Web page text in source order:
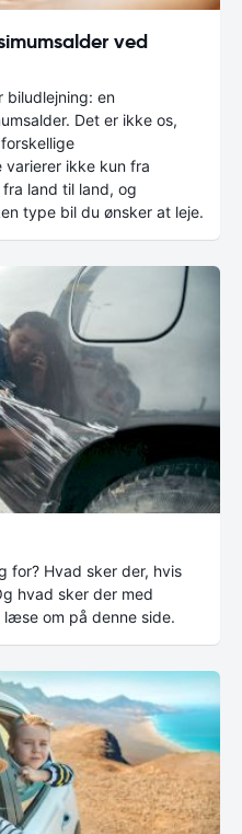
ved
en
Det er ikke os,
varierer ikke kun fra
land til land, og
type bil du ønsker at leje.
for? Hvad sker der, hvis
hvad sker der med
om på denne side.